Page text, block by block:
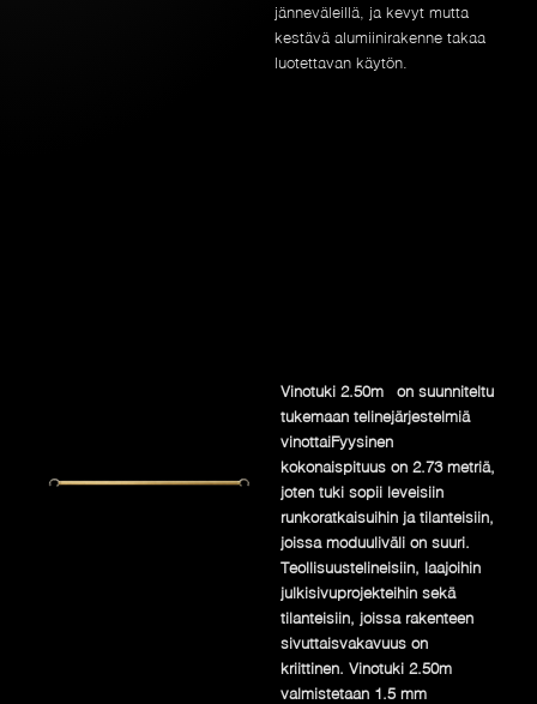
jänneväleillä, ja kevyt mutta
kestävä alumiinirakenne takaa
luotettavan käytön.
Vinotuki 2.50m on suunniteltu
tukemaan telinejärjestelmiä
vinottaiFyysinen
kokonaispituus on 2.73 metriä,
joten tuki sopii leveisiin
runkoratkaisuihin ja tilanteisiin,
joissa moduuliväli on suuri.
Teollisuustelineisiin, laajoihin
julkisivuprojekteihin sekä
tilanteisiin, joissa rakenteen
sivuttaisvakavuus on
kriittinen. Vinotuki 2.50m
valmistetaan 1.5 mm